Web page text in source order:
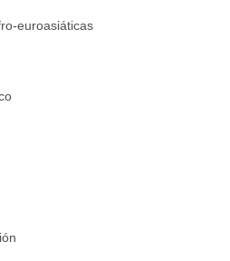
euroasiáticas